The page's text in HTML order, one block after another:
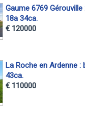
Gaume 6769
18a 34ca.
€ 120000
La Roche en Ardenne :
43ca.
€ 110000